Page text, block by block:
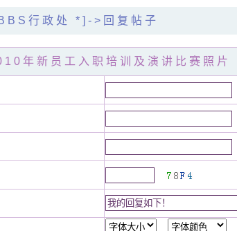
行政处 *]->回复帖子
年新员工入职培训及演讲比赛照片